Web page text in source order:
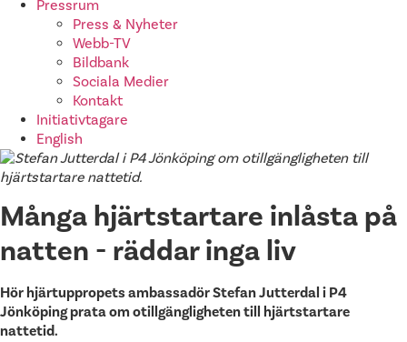
Pressrum
Press & Nyheter
Webb-TV
Bildbank
Sociala Medier
Kontakt
Initiativtagare
English
Många hjärtstartare inlåsta på
natten - räddar inga liv
Hör hjärtuppropets ambassadör Stefan Jutterdal i P4
Jönköping prata om otillgängligheten till hjärtstartare
nattetid.